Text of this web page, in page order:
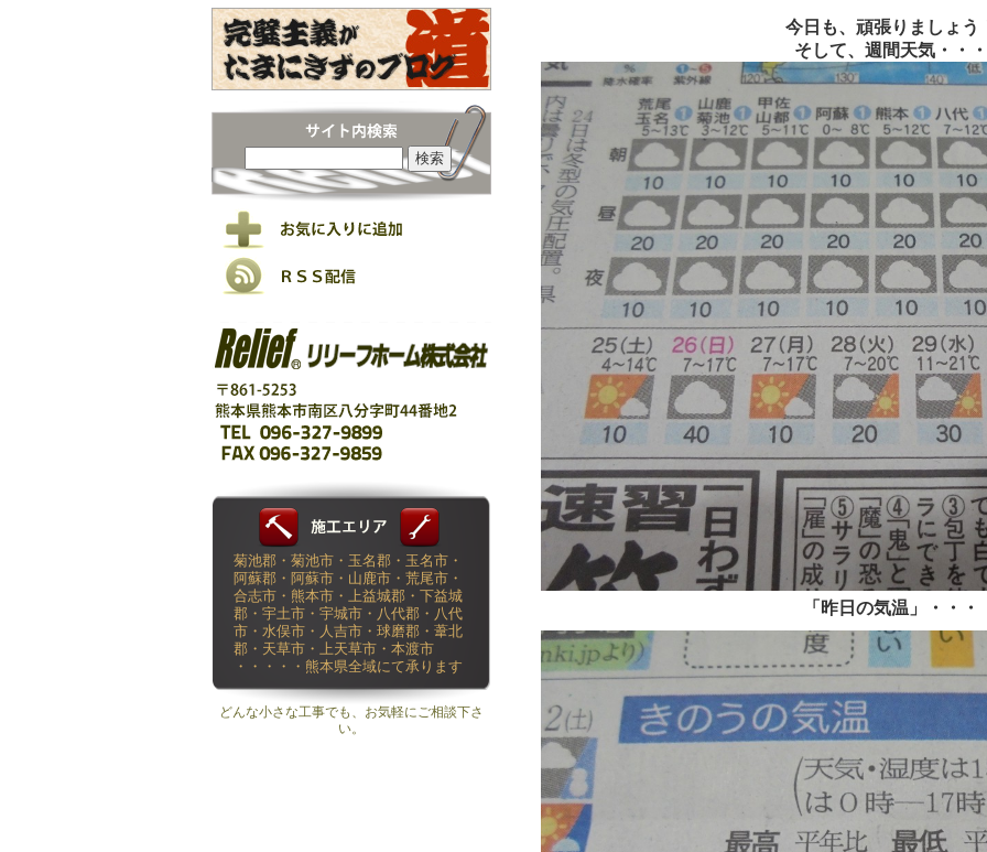
今日も、頑張りましょう
そして、週間天気・・・
「昨日の気温」・・・
菊池郡・菊池市・玉名郡・玉名市・
阿蘇郡・阿蘇市・山鹿市・荒尾市・
合志市・熊本市・上益城郡・下益城
郡・宇土市・宇城市・八代郡・八代
市・水俣市・人吉市・球磨郡・葦北
郡・天草市・上天草市・本渡市
・・・・・熊本県全域にて承ります
どんな小さな工事でも、お気軽にご相談下さ
い。